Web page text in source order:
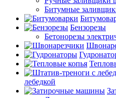
Битумные
Бензорезы
Бетонорезы
лебедкой